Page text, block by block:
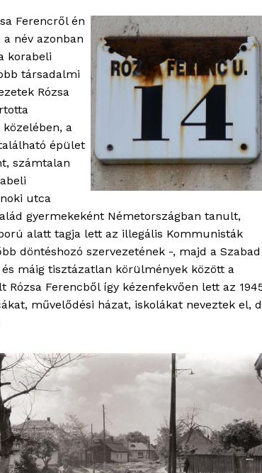
Ferencről én
név azonban
korabeli
társadalmi
Rózsa
közelében, a
épület
számtalan
utca
gyermekeként Németországban tanult,
alatt tagja lett az illegális Kommunisták
döntéshozó szervezetének -, majd a Szabad
máig tisztázatlan körülmények között a
Rózsa Ferencből így kézenfekvően lett az
művelődési házat, iskolákat neveztek el,